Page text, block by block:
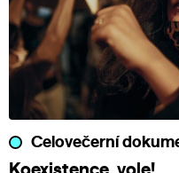
Celovečerní